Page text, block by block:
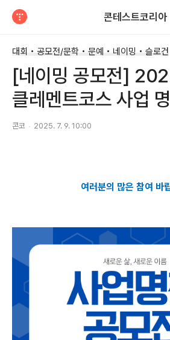
콘테스트코리아
대회 • 공모전/문학 • 문예 • 네이밍 • 슬로건
[네이밍 공모전]
클레멘트코스 사업
콘코 2025. 7. 9. 10:00
여러분의 많은 참여 바